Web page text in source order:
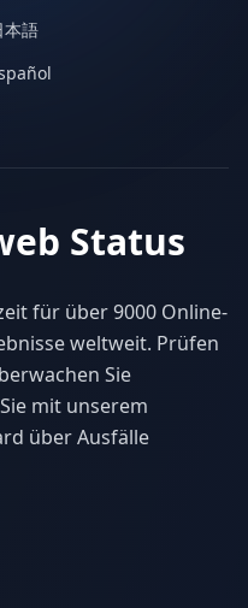
本語
Status
für über 9000 Online-
weltweit. Prüfen
Sie
mit unserem
über Ausfälle